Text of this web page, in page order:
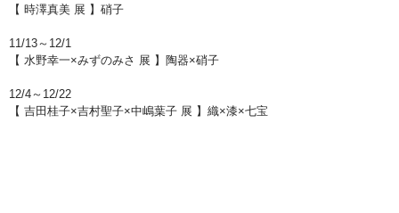
【 時澤真美 展 】硝子
11/13～12/1
【 水野幸一×みずのみさ 展 】陶器×硝子
12/4～12/22
​【 吉田桂子×吉村聖子×中嶋葉子 展 】織×漆×七宝